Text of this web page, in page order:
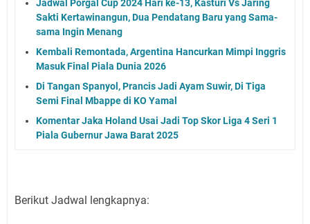
Jadwal Porgal Cup 2024 Hari ke-13, Kasturi Vs Jaring
Sakti Kertawinangun, Dua Pendatang Baru yang Sama-
sama Ingin Menang
Kembali Remontada, Argentina Hancurkan Mimpi Inggris
Masuk Final Piala Dunia 2026
Di Tangan Spanyol, Prancis Jadi Ayam Suwir, Di Tiga
Semi Final Mbappe di KO Yamal
Komentar Jaka Holand Usai Jadi Top Skor Liga 4 Seri 1
Piala Gubernur Jawa Barat 2025
Berikut Jadwal lengkapnya: